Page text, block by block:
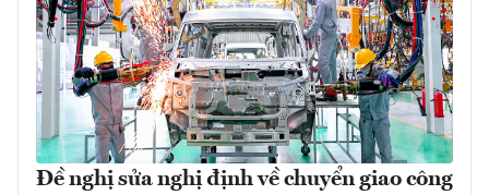
Đề nghị sửa nghị định về chuyển giao công